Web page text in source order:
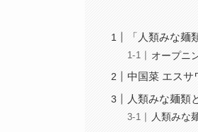
「人類みな
オープニ
中国菜 エスサ
人類みな麺類
人類みな